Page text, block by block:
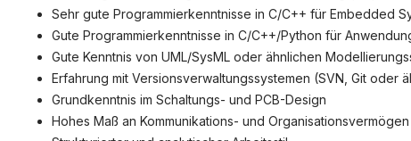
Sehr gute Programmierkenntnisse in C/C++ für Embedded
Gute Programmierkenntnisse in C/C++/Python für
Gute Kenntnis von UML/SysML oder ähnlichen
Erfahrung mit Versionsverwaltungssystemen (SVN, Git oder
Grundkenntnis im Schaltungs- und PCB-Design
Hohes Maß an Kommunikations- und Organisationsvermögen